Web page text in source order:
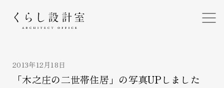
2013年12月18日
「木之庄の二世帯住居」の写真UPしました